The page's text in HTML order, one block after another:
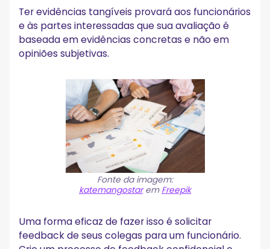
Ter evidências tangíveis provará aos funcionários
e às partes interessadas que sua avaliação é
baseada em evidências concretas e não em
opiniões subjetivas.
Fonte da imagem:
katemangostarem Freepik
Uma forma eficaz de fazer isso é solicitar
feedback de seus colegas para um funcionário.